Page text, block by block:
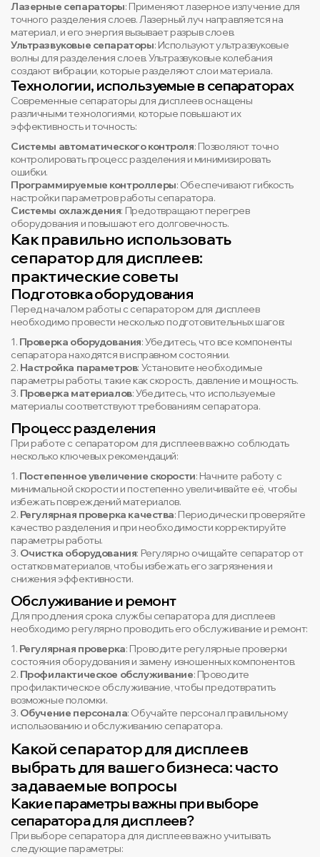
Лазерные сепараторы: Применяют лазерное излучение для
точного разделения слоев. Лазерный луч направляется на
материал, и его энергия вызывает разрыв слоев.
Ультразвуковые сепараторы: Используют ультразвуковые
волны для разделения слоев. Ультразвуковые колебания
создают вибрации, которые разделяют слои материала.
Технологии, используемые в сепараторах
Современные сепараторы для дисплеев оснащены
различными технологиями, которые повышают их
эффективность и точность:
Системы автоматического контроля: Позволяют точно
контролировать процесс разделения и минимизировать
ошибки.
Программируемые контроллеры: Обеспечивают гибкость
настройки параметров работы сепаратора.
Системы охлаждения: Предотвращают перегрев
оборудования и повышают его долговечность.
Как правильно использовать
сепаратор для дисплеев:
практические советы
Подготовка оборудования
Перед началом работы с сепаратором для дисплеев
необходимо провести несколько подготовительных шагов:
1. Проверка оборудования: Убедитесь, что все компоненты
сепаратора находятся в исправном состоянии.
2. Настройка параметров: Установите необходимые
параметры работы, такие как скорость, давление и мощность.
3. Проверка материалов: Убедитесь, что используемые
материалы соответствуют требованиям сепаратора.
Процесс разделения
При работе с сепаратором для дисплеев важно соблюдать
несколько ключевых рекомендаций:
1. Постепенное увеличение скорости: Начните работу с
минимальной скорости и постепенно увеличивайте её, чтобы
избежать повреждений материалов.
2. Регулярная проверка качества: Периодически проверяйте
качество разделения и при необходимости корректируйте
параметры работы.
3. Очистка оборудования: Регулярно очищайте сепаратор от
остатков материалов, чтобы избежать его загрязнения и
снижения эффективности.
Обслуживание и ремонт
Для продления срока службы сепаратора для дисплеев
необходимо регулярно проводить его обслуживание и ремонт:
1. Регулярная проверка: Проводите регулярные проверки
состояния оборудования и замену изношенных компонентов.
2. Профилактическое обслуживание: Проводите
профилактическое обслуживание, чтобы предотвратить
возможные поломки.
3. Обучение персонала: Обучайте персонал правильному
использованию и обслуживанию сепаратора.
Какой сепаратор для дисплеев
выбрать для вашего бизнеса: часто
задаваемые вопросы
Какие параметры важны при выборе
сепаратора для дисплеев?
При выборе сепаратора для дисплеев важно учитывать
следующие параметры: